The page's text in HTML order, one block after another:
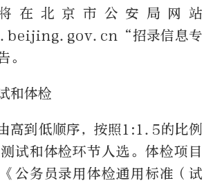
在北京市公安局网站
招录信息专
。
和体检
高到低顺序，按照1:1.5的比例
试和体检环节人选。体检项目
公务员录用体检通用标准（试